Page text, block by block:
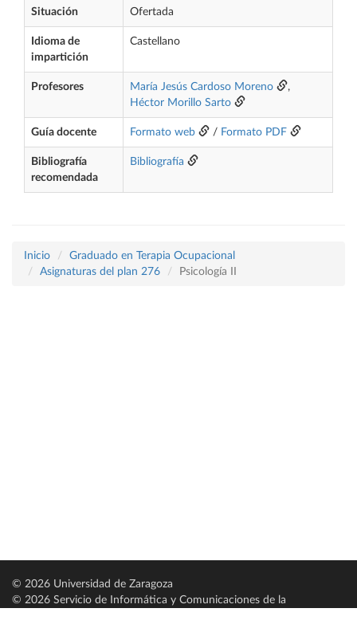
Situación Ofertada
Idioma de
impartición
Castellano
Profesores María Jesús Cardoso Moreno
,
Héctor Morillo Sarto
Guía docente Formato web / Formato PDF
Bibliografía
recomendada
Bibliografía
Inicio
Graduado en Terapia Ocupacional
Asignaturas del plan 276
Psicología II
© 2026 Universidad de Zaragoza
© 2026 Servicio de Informática y Comunicaciones de la